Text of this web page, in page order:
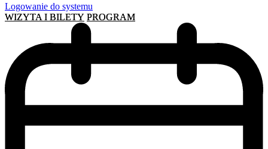
Logowanie do systemu
WIZYTA I BILETY PROGRAM